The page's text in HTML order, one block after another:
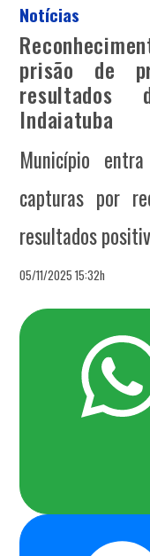
Notícias
prisão de
resultados
Indaiatuba
Município
capturas por
resultados
05/11/2025 15:32h